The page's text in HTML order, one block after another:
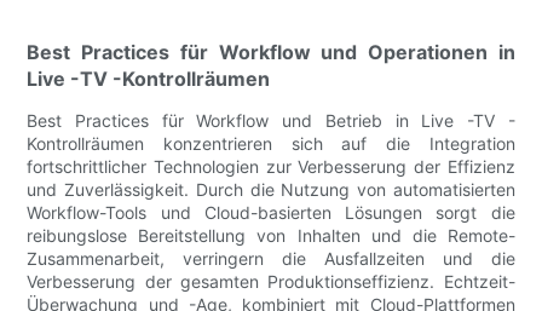
Best Practices für Workflow und Operationen in
Live -TV -Kontrollräumen
Best Practices für Workflow und Betrieb in Live -TV -
Kontrollräumen konzentrieren sich auf die Integration
fortschrittlicher Technologien zur Verbesserung der Effizienz
und Zuverlässigkeit. Durch die Nutzung von automatisierten
Workflow-Tools und Cloud-basierten Lösungen sorgt die
reibungslose Bereitstellung von Inhalten und die Remote-
Zusammenarbeit, verringern die Ausfallzeiten und die
Verbesserung der gesamten Produktionseffizienz. Echtzeit-
Überwachung und -Age, kombiniert mit Cloud-Plattformen